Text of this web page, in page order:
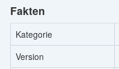
Fakten
Kategorie
Version